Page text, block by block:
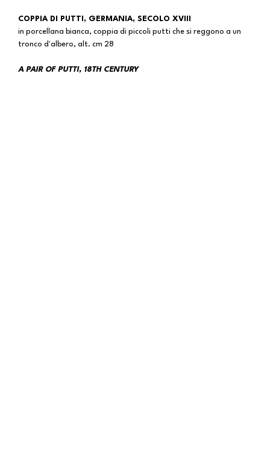
COPPIA DI PUTTI, GERMANIA, SECOLO XVIII
in porcellana bianca, coppia di piccoli putti che si reggono a un
tronco d'albero, alt. cm 28
A PAIR OF PUTTI, 18TH CENTURY